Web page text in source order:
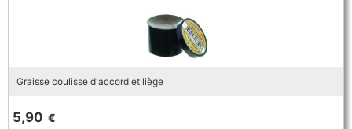
ANCHE DOUBLE
CLARINETTE
ATELIER
CLARINETTE
Graisse coulisse d'accord et liège
5,90 €